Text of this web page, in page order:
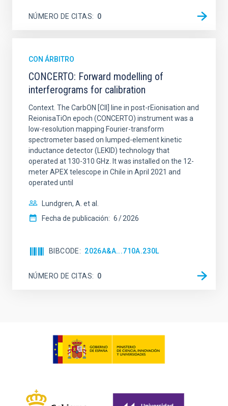
NÚMERO DE CITAS 0
CON ÁRBITRO
CONCERTO: Forward modelling of
interferograms for calibration
Context. The CarbON [CII] line in post-rEionisation and
ReionisaTiOn epoch (CONCERTO) instrument was a
low-resolution mapping Fourier-transform
spectrometer based on lumped-element kinetic
inductance detector (LEKID) technology that
operated at 130-310 GHz. It was installed on the 12-
meter APEX telescope in Chile in April 2021 and
operated until
Lundgren, A. et al.
Fecha de publicación: 6 2026
BIBCODE 2026A&A...710A.230L
NÚMERO DE CITAS 0